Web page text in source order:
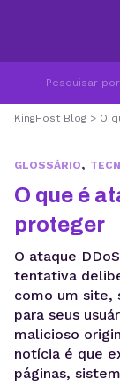
KingHost Blog > O
GLOSSÁRIO,
O que é
proteger
O ataque
tentativa
como um site,
para seus
malicioso
notícia é que
páginas,